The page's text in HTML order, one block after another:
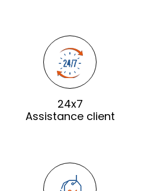
24x7
Assistance client